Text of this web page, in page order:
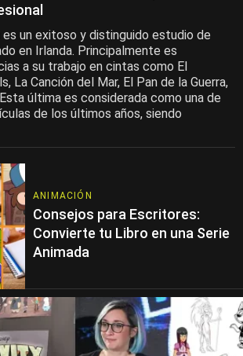
es un exitoso y distinguido estudio de
en Irlanda. Principalmente es
a su trabajo en cintas como El
La Canción del Mar, El Pan de la Guerra,
última es considerada como una de
de los últimos años, siendo
ANIMACIÓN
Consejos para Escritores:
Convierte tu Libro en una Serie
Animada